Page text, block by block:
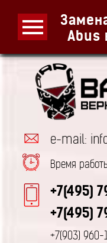
Abus
e-mail:
Время
+7(495)
+7(495)
+7(903) 960-